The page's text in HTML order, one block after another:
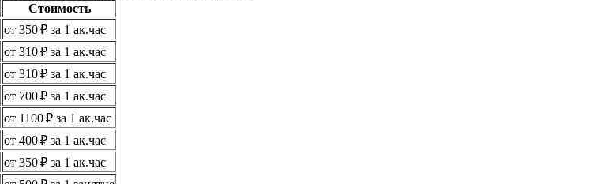
Стоимость
от 350 ₽ за 1 ак.час
от 310 ₽ за 1 ак.час
от 310 ₽ за 1 ак.час
от 700 ₽ за 1 ак.час
от 1100 ₽ за 1 ак.час
от 400 ₽ за 1 ак.час
от 350 ₽ за 1 ак.час